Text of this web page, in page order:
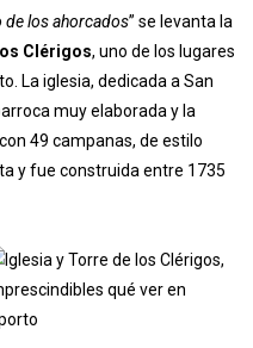
de los ahorcados” se levanta la
Clérigos, uno de los lugares
La iglesia, dedicada a San
49 campanas, de estilo
y fue construida entre 1735